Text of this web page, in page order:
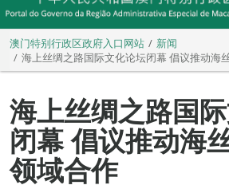
澳门特别行政区政府入口网站
新闻
海上丝绸之路国际文化论坛闭幕 倡议推动海
海上丝绸之路国
闭幕 倡议推动海
领域合作